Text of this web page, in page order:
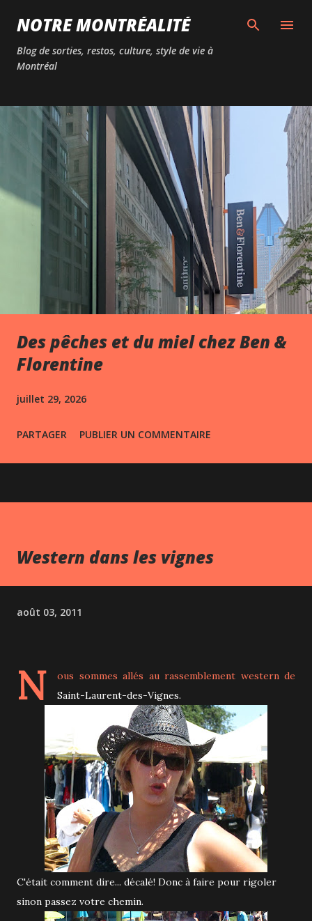
Passer au contenu principal
NOTRE MONTRÉALITÉ
Blog de sorties, restos, culture, style de vie à
Montréal
Des pêches et du miel chez Ben &
Florentine
juillet 29, 2026
PARTAGER PUBLIER UN COMMENTAIRE
Western dans les vignes
août 03, 2011
N
ous sommes allés au rassemblement western de
Saint-Laurent-des-Vignes.
C'était comment dire... décalé! Donc à faire pour rigoler
sinon passez votre chemin.